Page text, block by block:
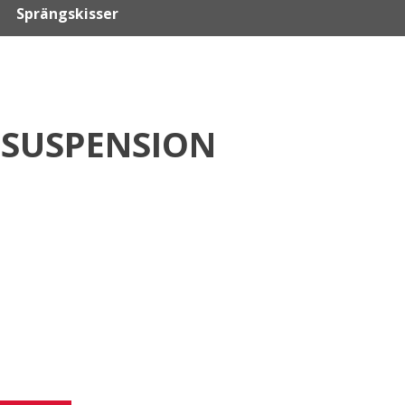
Sprängskisser